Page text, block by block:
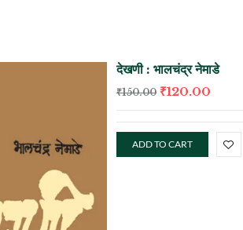
देखणी : भालचंद्र नेमाडे
₹150.00 ₹120.00
ADD TO CART